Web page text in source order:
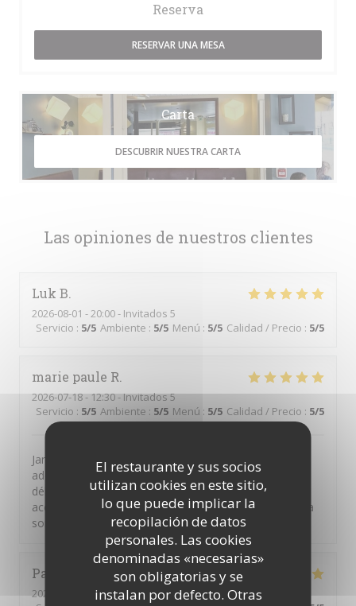
El restaurante y sus socios
utilizan cookies en este sitio,
lo que puede implicar la
recopilación de datos
personales. Las cookies
denominadas «necesarias»
son obligatorias y se
instalan por defecto. Otras
Las opiniones de nuestros clientes
Luk B
2026-08-01 - 20:00 - Invitados 5
Servicio : 5/5 Ambiente : 5/5 Menú : 5/5 Calidad / Precio : 5/5
marie paule R
2026-07-18- 12:30 - Invitados 5
Servicio : 5/5 Ambiente : 5/5 Menú : 5/5 Calidad / Precio : 5/5
Jamais déçus c'est toujours aussi bon ,le patron est
adorable et très serviable,les travers de cochon
délicieux,le saumon. Parfait et toujours des
accompagnements délicats et des sauces sublimes .La
sortie gastronomique parfaite
Patrick
2026-07-10
- 19:45 - Invitados 2
Reserva
RESERVAR UNA MESA
Carta
DESCUBRIR NUESTRA CARTA